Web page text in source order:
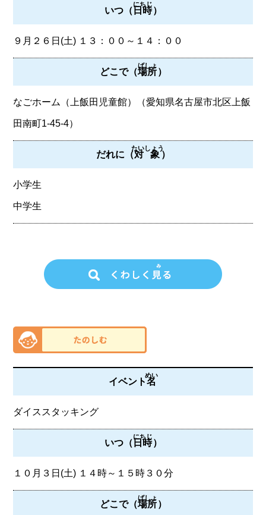
いつ（日時
にちじ
）
９月２６日(土) １３：００～１４：００
どこで（場所
ばしょ
）
なごホーム（上飯田児童館）（愛知県名古屋市北区上飯
田南町1-45-4）
だれに（対象
たいしょう
）
小学生
中学生
イベント名
めい
ダイススタッキング
いつ（日時
にちじ
）
１０月３日(土) １４時～１５時３０分
どこで（場所
ばしょ
）